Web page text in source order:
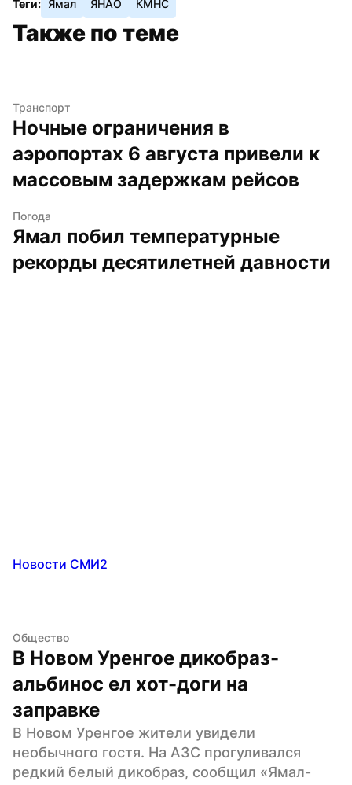
Теги: Ямал ЯНАО КМНС
Также по теме
Транспорт
Ночные ограничения в
аэропортах 6 августа привели к
массовым задержкам рейсов
Погода
Ямал побил температурные
рекорды десятилетней давности
Новости СМИ2
Общество
В Новом Уренгое дикобраз-
альбинос ел хот-доги на
заправке
В Новом Уренгое жители увидели
необычного гостя. На АЗС прогуливался
редкий белый дикобраз, сообщил «Ямал-